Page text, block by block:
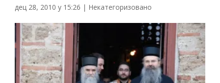
дец 28, 2010 у 15:26 | Некатегоризовано